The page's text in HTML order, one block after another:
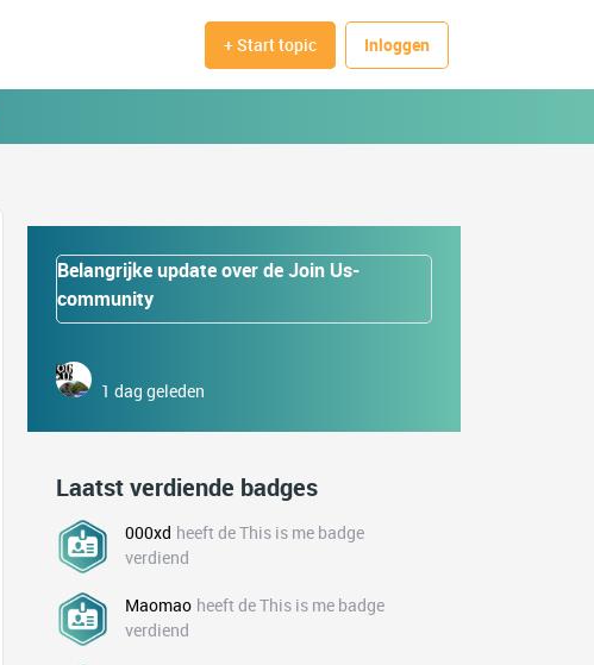
+ Start topic Inloggen
Belangrijke update over de Join Us-
community
1 dag geleden
Laatst verdiende badges
000xd heeft de This is me badge
verdiend
Maomao heeft de This is me badge
verdiend